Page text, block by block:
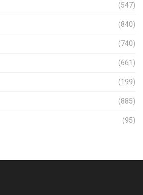
(547)
(840)
(740)
(661)
(199)
(885)
(95)